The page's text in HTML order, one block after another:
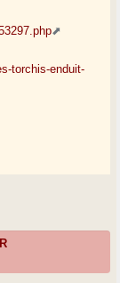
torchis-enduit-